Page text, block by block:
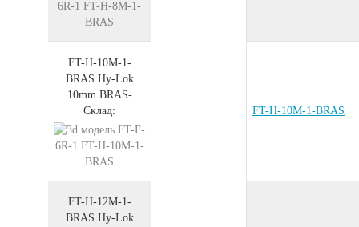
FT-H-10M-1-
BRAS Hy-Lok
10mmBRAS-
Склад:
FT-H-10M-1-BRAS
FT-H-12M-1-
BRAS Hy-Lok